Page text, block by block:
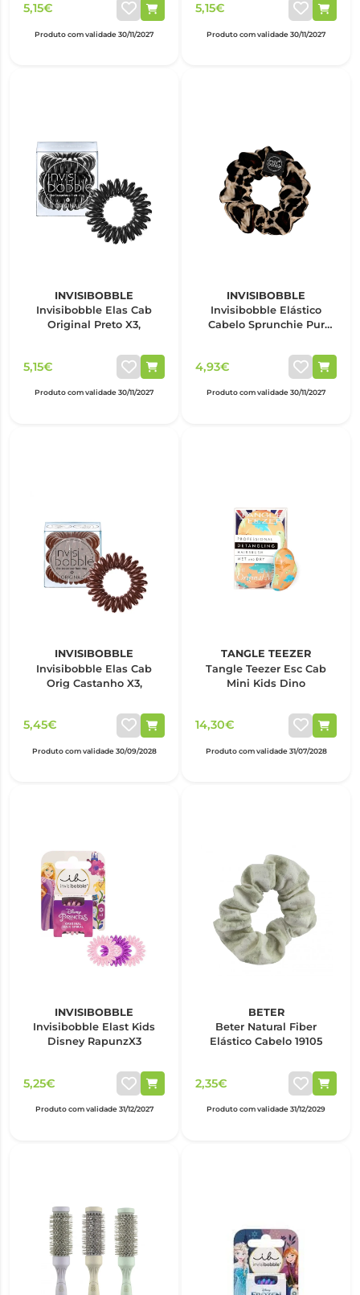
5,15€
Produto com validade 30/11/2027
5,15€
Produto com validade 30/11/2027
INVISIBOBBLE
Invisibobble Elas Cab
Original Preto X3,
5,15€
Produto com validade 30/11/2027
INVISIBOBBLE
Invisibobble Elástico
Cabelo Sprunchie Pur
4,93€
Produto com validade 30/11/2027
INVISIBOBBLE
Invisibobble Elas Cab
Orig Castanho X3,
5,45€
Produto com validade 30/09/2028
TANGLE TEEZER
Tangle Teezer Esc Cab
Mini Kids Dino
14,30€
Produto com validade 31/07/2028
INVISIBOBBLE
Invisibobble Elast Kids
Disney RapunzX3
5,25€
Produto com validade 31/12/2027
BETER
Beter Natural Fiber
Elástico Cabelo 19105
2,35€
Produto com validade 31/12/2029